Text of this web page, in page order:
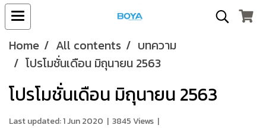
Home All contents
บทความ
โปรโมชั่นเดือน มิถุนายน 2563
โปรโมชั่นเดือน มิถุนายน 2563
Last updated: 1 Jun 2020 | 3845 Views |